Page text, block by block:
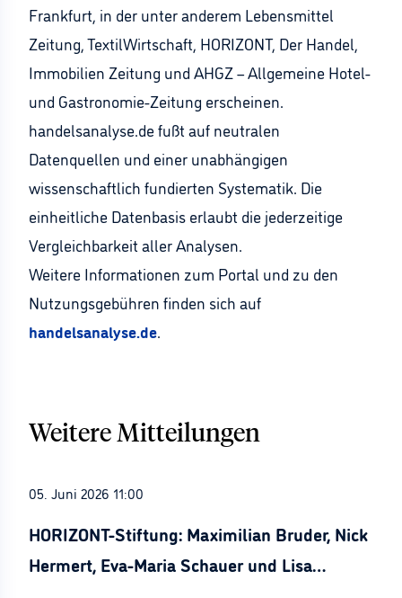
Frankfurt, in der unter anderem Lebensmittel
Zeitung, TextilWirtschaft, HORIZONT, Der Handel,
Immobilien Zeitung und AHGZ – Allgemeine Hotel-
und Gastronomie-Zeitung erscheinen.
handelsanalyse.de fußt auf neutralen
Datenquellen und einer unabhängigen
wissenschaftlich fundierten Systematik. Die
einheitliche Datenbasis erlaubt die jederzeitige
Vergleichbarkeit aller Analysen.
Weitere Informationen zum Portal und zu den
Nutzungsgebühren finden sich auf
handelsanalyse.de.
Weitere Mitteilungen
05. Juni 2026 11:00
HORIZONT-Stiftung: Maximilian Bruder, Nick
Hermert, Eva-Maria Schauer und Lisa